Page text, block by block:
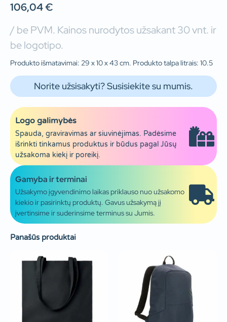
106,04€
/ be PVM. Kainos nurodytos užsakant 30 vnt. ir
be logotipo.
Produkto išmatavimai: 29 x 10 x 43 cm. Produkto talpa litrais: 10.5
Norite užsisakyti? Susisiekite su mumis.
Logo galimybės
Spauda, graviravimas ar siuvinėjimas. Padėsime
išrinkti tinkamus produktus ir būdus pagal Jūsų
užsakoma kiekį ir poreikį.
Gamyba ir terminai
Užsakymo įgyvendinimo laikas priklauso nuo užsakomo
kiekio ir pasirinktų produktų. Gavus užsakymą jį
įvertinsime ir suderinsime terminus su Jumis.
Panašūs produktai